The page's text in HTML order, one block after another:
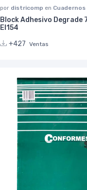
por districomp en Cuadernos
Block Adhesivo Degrade
EI154
+427 Ventas